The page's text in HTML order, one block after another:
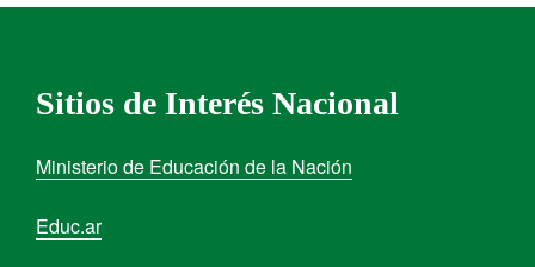
Sitios de Interés Nacional
Ministerio de Educación de la Nación
Educ.ar